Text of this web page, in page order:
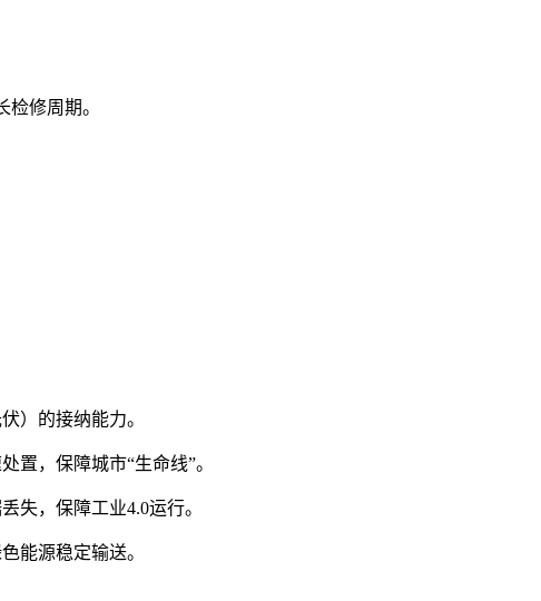
修周期。
）的接纳能力。
置，保障城市“生命线”。
失，保障工业4.0运行。
能源稳定输送。